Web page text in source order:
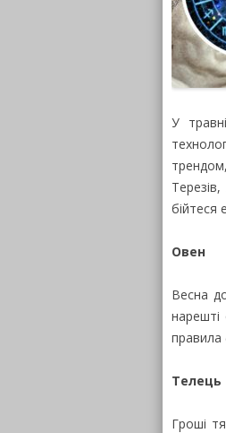
У
бійтеся
Овен
Весна
нарешті
правила
Телець
Гроші